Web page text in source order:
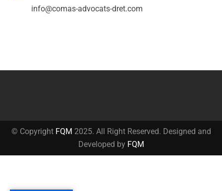
info@comas-advocats-dret.com
© Copyright FQM 2025. All Right Reserved. Designed and
Developed by FQM